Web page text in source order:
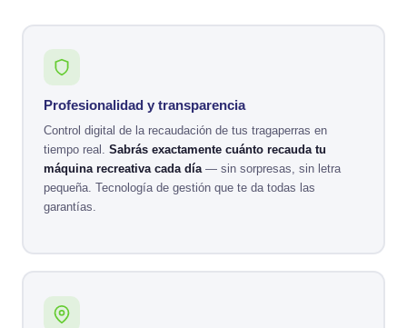
Profesionalidad y transparencia
Control digital de la recaudación de tus tragaperras en
tiempo real. Sabrás exactamente cuánto recauda tu
máquina recreativa cada día— sin sorpresas, sin letra
pequeña. Tecnología de gestión que te da todas las
garantías.